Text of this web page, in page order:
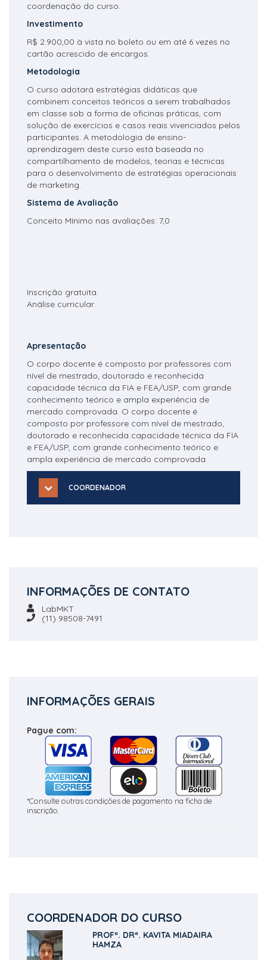
coordenação do curso.
Investimento
R$ 2.900,00 à vista no boleto ou em até 6 vezes no
cartão acrescido de encargos.
Metodologia
O curso adotará estratégias didáticas que
combinem conceitos teóricos a serem trabalhados
em classe sob a forma de oficinas práticas, com
solução de exercícios e casos reais vivenciados pelos
participantes. A metodologia de ensino-
aprendizagem deste curso está baseada no
compartilhamento de modelos, teorias e técnicas
para o desenvolvimento de estratégias operacionais
de marketing.
Sistema de Avaliação
Conceito Mínimo nas avaliações: 7,0
Inscrição gratuita.
Análise curricular.
Apresentação
O corpo docente é composto por professores com
nível de mestrado, doutorado e reconhecida
capacidade técnica da FIA e FEA/USP, com grande
conhecimento teórico e ampla experiência de
mercado comprovada. O corpo docente é
composto por professore com nível de mestrado,
doutorado e reconhecida capacidade técnica da FIA
e FEA/USP, com grande conhecimento teórico e
ampla experiência de mercado comprovada.
COORDENADOR
INFORMAÇÕES DE CONTATO
LabMKT
(11) 98508-7491
INFORMAÇÕES GERAIS
Pague com:
*Consulte outras condições de pagamento na ficha de
inscrição.
COORDENADOR DO CURSO
PROFª. DRª. KAVITA MIADAIRA
HAMZA